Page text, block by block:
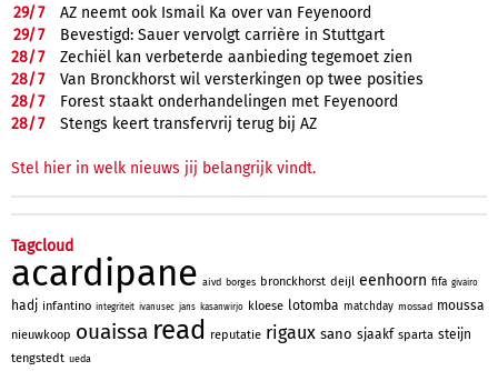
29/7
AZ neemt ook Ismail Ka over van Feyenoord
29/7
Bevestigd: Sauer vervolgt carrière in Stuttgart
28/7
Zechiël kan verbeterde aanbieding tegemoet zien
28/7
Van Bronckhorst wil versterkingen op twee posities
28/7
Forest staakt onderhandelingen met Feyenoord
28/7 Stengs keert transfervrij terug bij AZ
Stel hier in welk nieuws jij belangrijk vindt.
Tagcloud
acardipane aivd borges bronckhorst deijl eenhoorn fifa givairo
hadj infantino integriteit ivanusec jans kasanwirjo kloese lotomba matchday mossad moussa
nieuwkoop ouaissa read reputatie rigaux sano sjaakf sparta steijn
tengstedt ueda